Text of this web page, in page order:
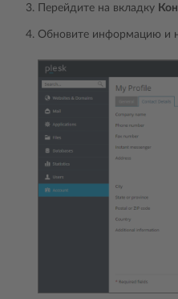
Перейдите на вкладку
Обновите информацию и